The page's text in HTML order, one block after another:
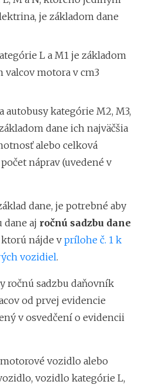
je základom dane
L a M1 je základom
motora v cm3
autobusy kategórie M2, M3,
základom dane ich najväčšia
alebo celková
náprav (uvedené v
dane, je potrebné aby
aj ročnú sadzbu dane
ktorú nájde v prílohe č. 1 k
vozidiel.
ročnú sadzbu daňovník
od prvej evidencie
v osvedčení o evidencii
vozidlo alebo
vozidlo kategórie L,